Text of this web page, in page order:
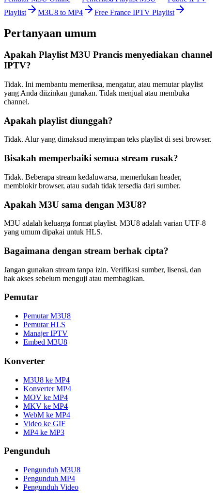
Playlist
M3U8 to MP4 Free France IPTV Playlist
Pertanyaan umum
Apakah Playlist M3U Prancis menyediakan channel
IPTV?
Tidak. Ini membantu memeriksa, mengatur, atau memutar playlist
yang Anda diizinkan gunakan. Tidak menjual atau membuka
channel.
Apakah playlist diunggah?
Tidak. Alur yang dimaksud menyimpan teks playlist di sesi browser.
Bisakah memperbaiki semua stream rusak?
Tidak. Beberapa stream kedaluwarsa, memerlukan header,
memblokir browser, atau sudah tidak tersedia dari sumber.
Apakah M3U sama dengan M3U8?
M3U adalah keluarga format playlist. M3U8 adalah varian UTF-8
yang umum dipakai untuk HLS.
Bagaimana dengan stream berhak cipta?
Jangan gunakan stream tanpa izin. Verifikasi sumber, lisensi, dan
hak akses sebelum menguji atau membagikan.
Pemutar
Pemutar M3U8
Pemutar HLS
Manajer IPTV
Embed M3U8
Konverter
M3U8 ke MP4
Konverter MP4
MOV ke MP4
MKV ke MP4
WebM ke MP4
Video ke GIF
MP4 ke MP3
Pengunduh
Pengunduh M3U8
Pengunduh MP4
Pengunduh Video